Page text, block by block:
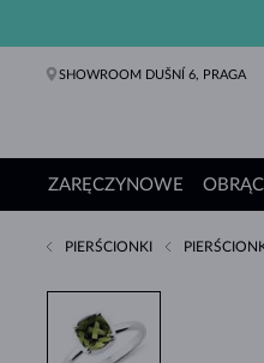
SHOWROOM DUŠNÍ 6, PRAGA
ZARĘCZYNOWE
PIERŚCIONKI